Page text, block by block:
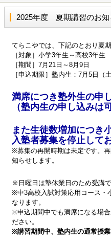
2025年度 夏期講習のお知
てらこやでは、下記のとおり夏
［対象］小学3年生～高校3年生
［期間］7月21日～8月9日
［申込期限］塾内生：7月5日（
満席につき塾外生の申
（塾内生の申し込みは
また生徒数増加につき
入塾者募集を停止して
※募集の再開時期は未定です。
知らせします。
※日曜日は塾休業日のため受講
※中3高校入試対策応用コース・
なります。
※申込期間中でも満席になる場
ださい。
※講習期間中、塾内生の通常授